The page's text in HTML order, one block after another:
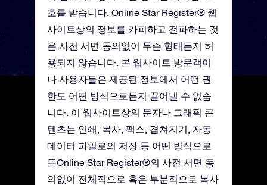
호를 받습니다. Online Star Register® 웹
사이트상의 정보를 카피하고 전파하는 것
은 사전 서면 동의없이 무슨 형태든지 허
용되지 않습니다. 본 웹사이트 방문객이
나 사용자들은 제공된 정보에서 어떤 권
한도 어떤 방식으로든지 끌어낼 수 없습
니다. 이 웹사이트상의 문자나 그래픽 콘
텐츠는 인쇄, 복사, 팩스, 겹쳐지기, 자동
데이터 파일로의 저장 등 어떤 방식으로
든Online Star Register®의 사전 서면 동
의없이 전체적으로 혹은 부분적으로 복사